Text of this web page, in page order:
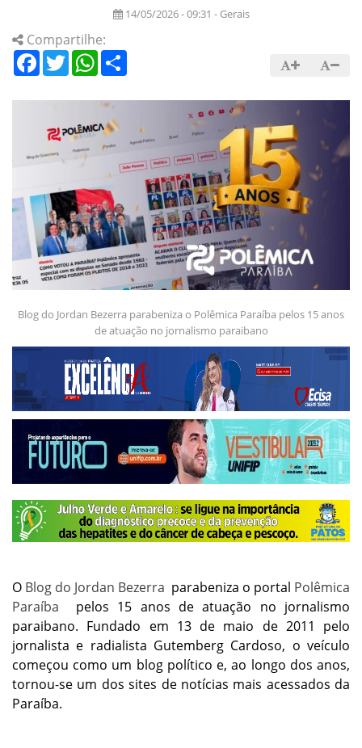
14/05/2026 - 09:31 - Gerais
Compartilhe:
Facebook
TwitterWhatsApp
Blog do Jordan Bezerra parabeniza o Polêmica Paraíba pelos 15 anos
de atuação no jornalismo paraibano
O Blog do Jordan Bezerra parabeniza o portal Polêmica
Paraíba
pelos 15 anos de atuação no jornalismo
paraibano. Fundado em 13 de maio de 2011 pelo
jornalista e radialista Gutemberg Cardoso, o veículo
começou como um blog político e, ao longo dos anos,
tornou-se um dos sites de notícias mais acessados da
Paraíba.